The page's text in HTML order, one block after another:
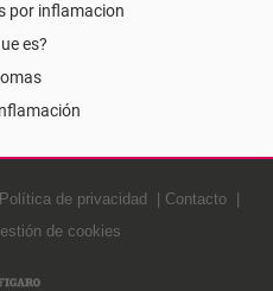
por inflamacion
es?
Política de privacidad
Contacto
de cookies